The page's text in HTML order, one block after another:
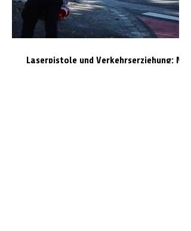
Laserpistole und Verkehrserziehung: Mit